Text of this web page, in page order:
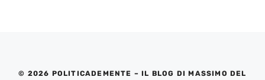
© 2026 POLITICADEMENTE – IL BLOG DI MASSIMO DEL